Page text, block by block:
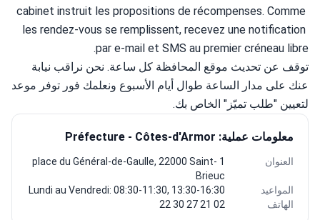
cabinet instruit les propositions de récompenses. Comme
les rendez-vous se remplissent, recevez une notification
par e-mail et SMS au premier créneau libre.
لتعيين "طلب تميّز" الخاص بك.
معلومات عملية: Préfecture - Côtes-d'Armor
العنوان
1 place du Général-de-Gaulle, 22000 Saint-
Brieuc
المواعيد
Lundi au Vendredi: 08:30-11:30, 13:30-16:30
الهاتف
02 21 27 30 22